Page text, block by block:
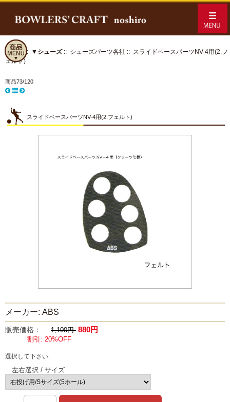
ホーム:: ▼シューズ:: シューズパーツ各社 :: スライドベースパーツNV-4用(2.フ
ェルト)
商品73/120
スライドベースパーツNV-4用(2.フェルト)
メーカー: ABS
販売価格： 1,100円 880円
割引: 20%OFF
選択して下さい:
左右選択 / サイズ